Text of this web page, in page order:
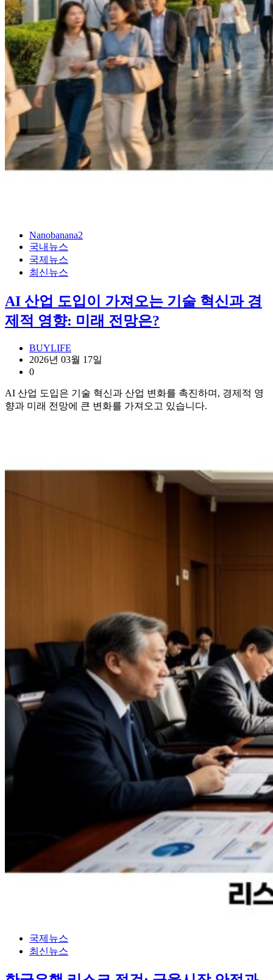
Nanobanana2
국내뉴스
국제뉴스
최신뉴스
AI 산업 도입이 가져오는 기술 혁신과 경
제적 영향: 미래 전망은?
BUYLIFE
2026년 03월 17일
0
AI 산업 도입은 기술 혁신과 산업 변화를 촉진하며, 경제적 영
향과 미래 전망에 큰 변화를 가져오고 있습니다.
국제뉴스
최신뉴스